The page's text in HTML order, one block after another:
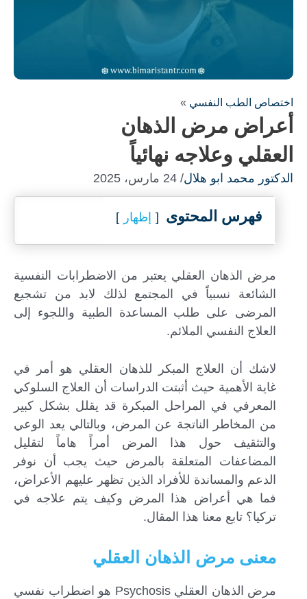
اختصاص الطب النفسي »
أعراض مرض الذهان
العقلي وعلاجه نهائياً
الدكتور محمد ابو هلال/ 24 مارس، 2025
فهرس المحتوى إظهار
مرض الذهان العقلي يعتبر من الاضطرابات النفسية
الشائعة نسبياً في المجتمع لذلك لابد من تشجيع
المرضى على طلب المساعدة الطبية واللجوء إلى
العلاج النفسي الملائم.
لاشك أن العلاج المبكر للذهان العقلي هو أمر في
غاية الأهمية حيث أثبتت الدراسات أن العلاج السلوكي
المعرفي في المراحل المبكرة قد يقلل بشكل كبير
من المخاطر الناتجة عن المرض، وبالتالي يعد الوعي
والتثقيف حول هذا المرض أمراً هاماً لتقليل
المضاعفات المتعلقة بالمرض حيث يجب أن نوفر
الدعم والمساندة للأفراد الذين تظهر عليهم الأعراض،
فما هي أعراض هذا المرض وكيف يتم علاجه في
تركيا؟ تابع معنا هذا المقال.
معنى مرض الذهان العقلي
مرض الذهان العقلي Psychosis هو اضطراب نفسي
سنكون على اتصال معك في أسرع وقت ممكن
إرسال...